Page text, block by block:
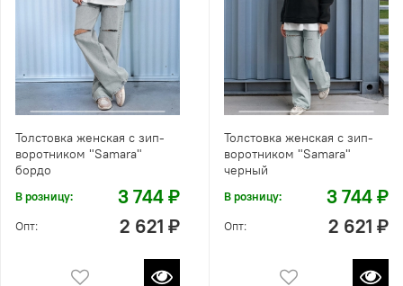
Толстовка женская с зип-
воротником "Samara"
бордо
В розницу: 3 744 ₽
Опт: 2 621 ₽
Толстовка женская с зип-
воротником "Samara"
черный
В розницу: 3 744 ₽
Опт: 2 621 ₽